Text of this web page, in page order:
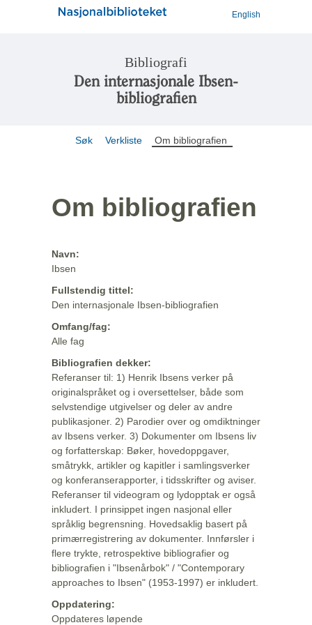
English
Bibliografi
Den internasjonale Ibsen-
bibliografien
Søk Verkliste Om bibliografien
Om bibliografien
Navn:
Ibsen
Fullstendig tittel:
Den internasjonale Ibsen-bibliografien
Omfang/fag:
Alle fag
Bibliografien dekker:
Referanser til: 1) Henrik Ibsens verker på
originalspråket og i oversettelser, både som
selvstendige utgivelser og deler av andre
publikasjoner. 2) Parodier over og omdiktninger
av Ibsens verker. 3) Dokumenter om Ibsens liv
og forfatterskap: Bøker, hovedoppgaver,
småtrykk, artikler og kapitler i samlingsverker
og konferanserapporter, i tidsskrifter og aviser.
Referanser til videogram og lydopptak er også
inkludert. I prinsippet ingen nasjonal eller
språklig begrensning. Hovedsaklig basert på
primærregistrering av dokumenter. Innførsler i
flere trykte, retrospektive bibliografier og
bibliografien i "Ibsenårbok" / "Contemporary
approaches to Ibsen" (1953-1997) er inkludert.
Oppdatering:
Oppdateres løpende